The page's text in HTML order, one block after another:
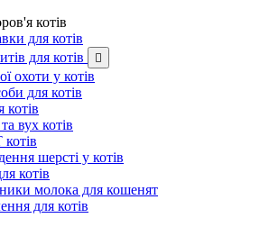
котів
для котів
для котів

охоти у котів
для котів
котів
вух котів
шерсті у котів
котів
молока для кошенят
для котів